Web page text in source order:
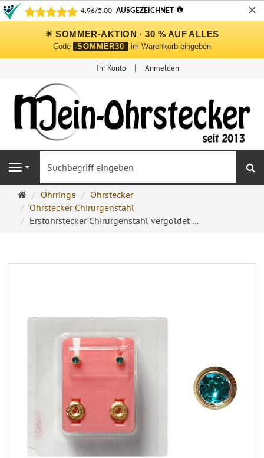
✕
☀ SOMMER-AKTION · 30 % AUF ALLES
Code SOMMER30 im Warenkorb eingeben
Ihr Konto Anmelden
Navigation
Ohrringe
Ohrstecker
Onlineshop
Ohrringe
Ohrstecker
Ohrstecker Chirurgenstahl
Erstohrstecker Chirurgenstahl vergoldet ...